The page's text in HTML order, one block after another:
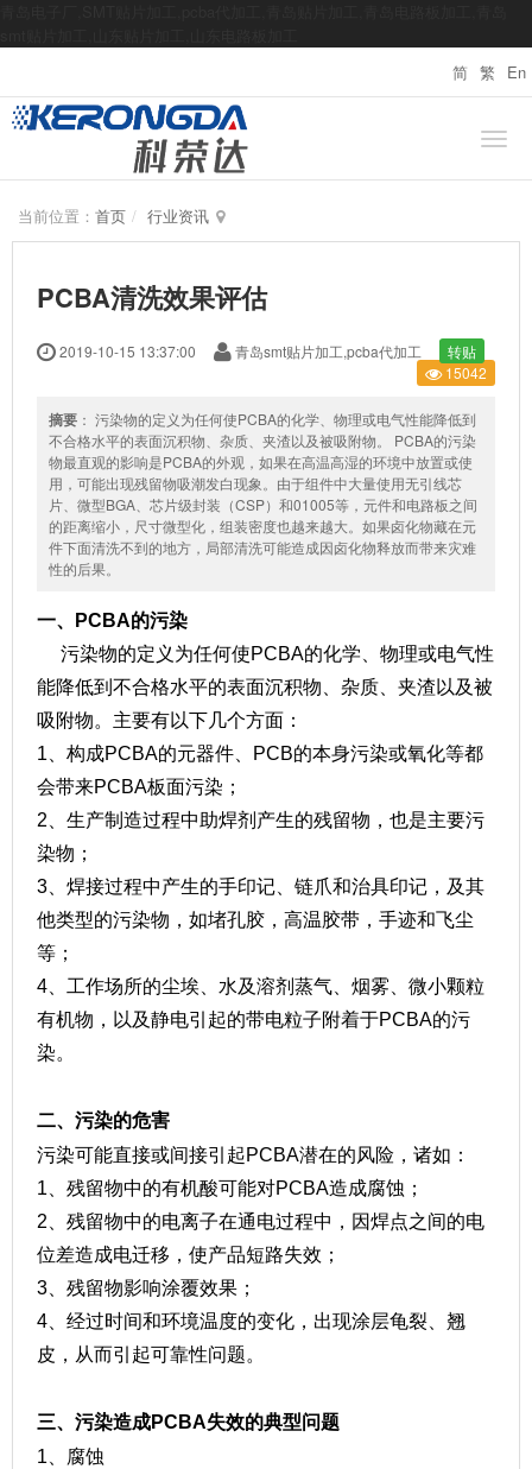
简 繁 En
当前位置： 首页 行业资讯
PCBA清洗效果评估
2019-10-15 13:37:00 青岛smt贴片加工,pcba代加工
转贴
15042
摘要 ： 污染物的定义为任何使PCBA的化学、物理或电气性能降低到
不合格水平的表面沉积物、杂质、夹渣以及被吸附物。 PCBA的污染
物最直观的影响是PCBA的外观，如果在高温高湿的环境中放置或使
用，可能出现残留物吸潮发白现象。由于组件中大量使用无引线芯
片、微型BGA、芯片级封装（CSP）和01005等，元件和电路板之间
的距离缩小，尺寸微型化，组装密度也越来越大。如果卤化物藏在元
件下面清洗不到的地方，局部清洗可能造成因卤化物释放而带来灾难
性的后果。
一、PCBA的污染
污染物的定义为任何使PCBA的化学、物理或电气性
能降低到不合格水平的表面沉积物、杂质、夹渣以及被
吸附物。主要有以下几个方面：
1、构成PCBA的元器件、PCB的本身污染或氧化等都
会带来PCBA板面污染；
2、生产制造过程中助焊剂产生的残留物，也是主要污
染物；
3、焊接过程中产生的手印记、链爪和治具印记，及其
他类型的污染物，如堵孔胶，高温胶带，手迹和飞尘
等；
4、工作场所的尘埃、水及溶剂蒸气、烟雾、微小颗粒
有机物，以及静电引起的带电粒子附着于PCBA的污
染。
二、污染的危害
污染可能直接或间接引起PCBA潜在的风险，诸如：
1、残留物中的有机酸可能对PCBA造成腐蚀；
2、残留物中的电离子在通电过程中，因焊点之间的电
位差造成电迁移，使产品短路失效；
3、残留物影响涂覆效果；
4、经过时间和环境温度的变化，出现涂层龟裂、翘
皮，从而引起可靠性问题。
三、污染造成PCBA失效的典型问题
1、腐蚀